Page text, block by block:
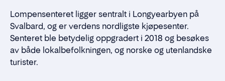
Standleie
Kontaktskjema
Lompensenteret ligger sentralt i Longyearbyen på
Svalbard, og er verdens nordligste kjøpesenter.
Senteret ble betydelig oppgradert i 2018 og besøkes
av både lokalbefolkningen, og norske og utenlandske
turister.